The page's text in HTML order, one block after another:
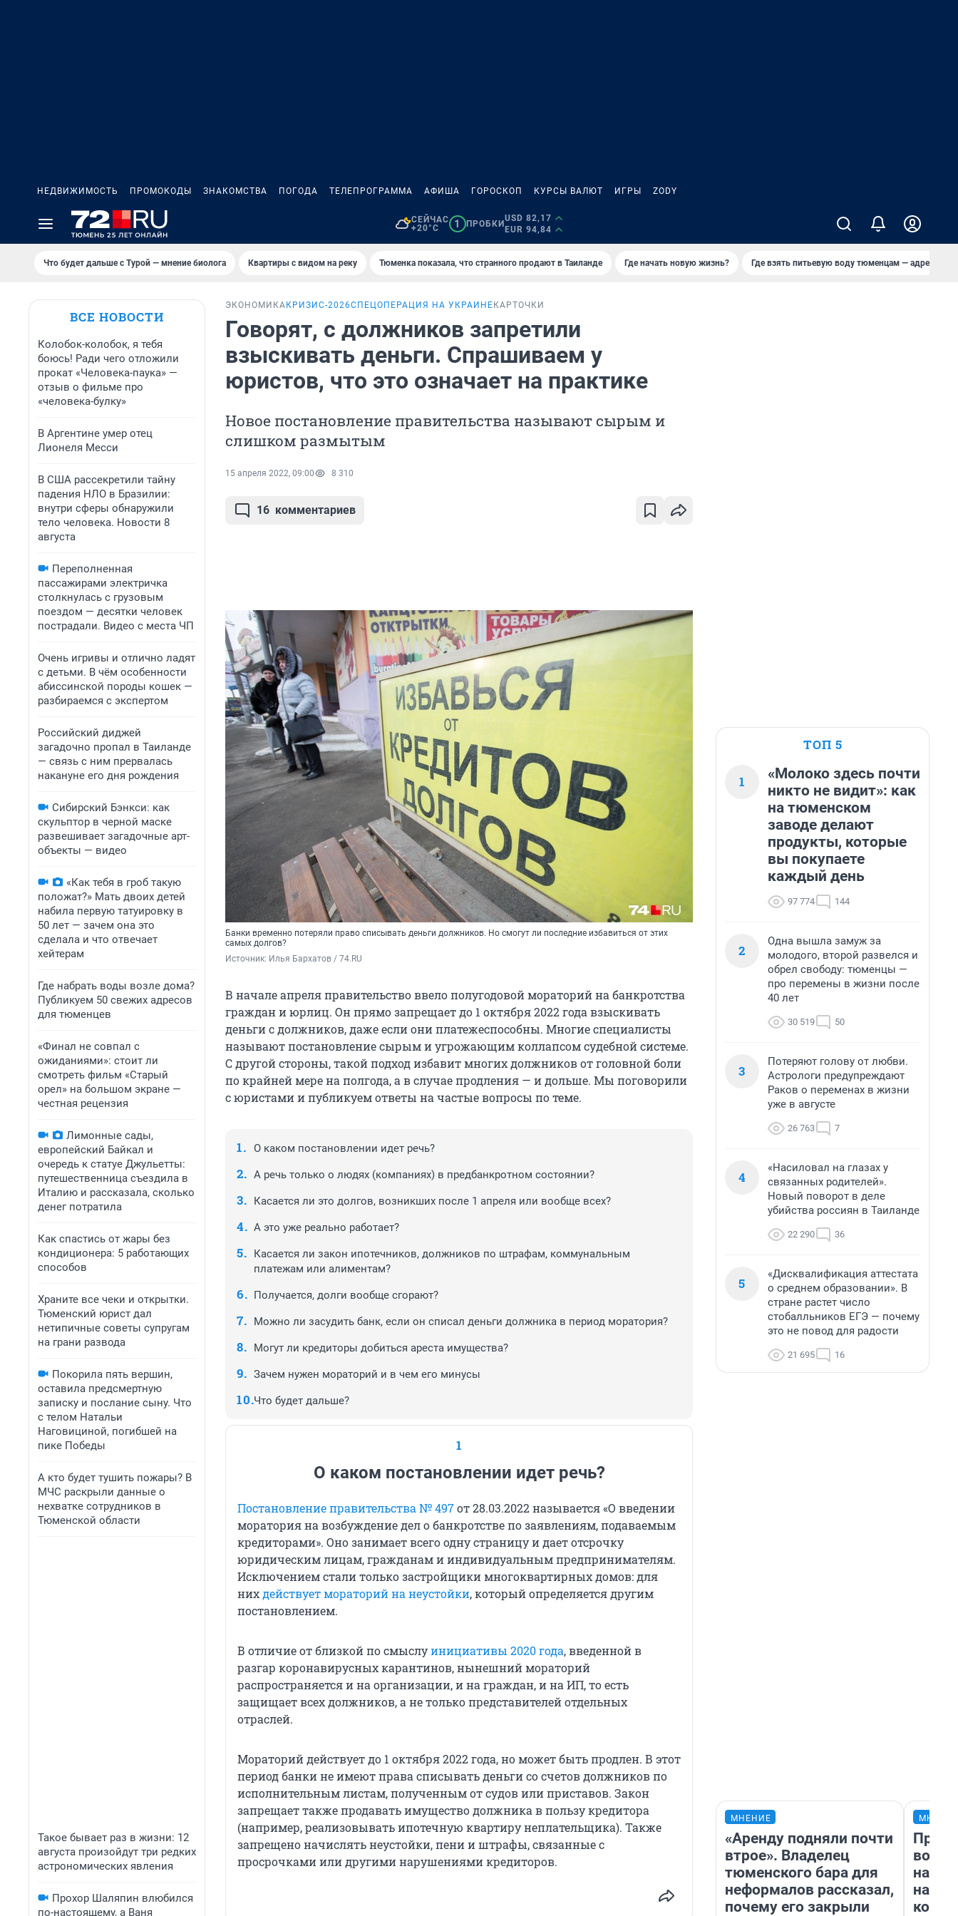
НЕДВИЖИМОСТЬ ПРОМОКОДЫ ЗНАКОМСТВА ПОГОДА ТЕЛЕПРОГРАММА АФИША ГОРОСКОП КУРСЫ ВАЛЮТ ИГРЫ ZODY
СЕЙЧАС
+20°C
1 ПРОБКИ
USD 82,17
EUR 94,84
Что будет дальше с Турой — мнение биолога Квартиры с видом на реку Тюменка показала, что странного продают в Таиланде Где начать новую жизнь? Где взять питьевую воду тюменцам — адреса
ВСЕ НОВОСТИ
Колобок-колобок, я тебя
боюсь! Ради чего отложили
прокат «Человека-паука» —
отзыв о фильме про
«человека-булку»
В Аргентине умер отец
Лионеля Месси
В США рассекретили тайну
падения НЛО в Бразилии:
внутри сферы обнаружили
тело человека. Новости 8
августа
Переполненная
пассажирами электричка
столкнулась с грузовым
поездом — десятки человек
пострадали. Видео с места ЧП
Очень игривы и отлично ладят
с детьми. В чём особенности
абиссинской породы кошек —
разбираемся с экспертом
Российский диджей
загадочно пропал в Таиланде
— связь с ним прервалась
накануне его дня рождения
Сибирский Бэнкси: как
скульптор в черной маске
развешивает загадочные арт-
объекты — видео
«Как тебя в гроб такую
положат?» Мать двоих детей
набила первую татуировку в
50 лет — зачем она это
сделала и что отвечает
хейтерам
Где набрать воды возле дома?
Публикуем 50 свежих адресов
для тюменцев
«Финал не совпал с
ожиданиями»: стоит ли
смотреть фильм «Старый
орел» на большом экране —
честная рецензия
Лимонные сады,
европейский Байкал и
очередь к статуе Джульетты:
путешественница съездила в
Италию и рассказала, сколько
денег потратила
Как спастись от жары без
кондиционера: 5 работающих
способов
Храните все чеки и открытки.
Тюменский юрист дал
нетипичные советы супругам
на грани развода
Покорила пять вершин,
оставила предсмертную
записку и послание сыну. Что
с телом Натальи
Наговициной, погибшей на
пике Победы
А кто будет тушить пожары? В
МЧС раскрыли данные о
нехватке сотрудников в
Тюменской области
Такое бывает раз в жизни: 12
августа произойдут три редких
астрономических явления
Прохор Шаляпин влюбился
по-настоящему, а Ваня
ЭКОНОМИКА КРИЗИС-2026СПЕЦОПЕРАЦИЯ НА УКРАИНЕ КАРТОЧКИ
Говорят, с должников запретили
взыскивать деньги. Спрашиваем у
юристов, что это означает на практике
Новое постановление правительства называют сырым и
слишком размытым
15 апреля 2022, 09:00 8 310
16 комментариев
Банки временно потеряли право списывать деньги должников. Но смогут ли последние избавиться от этих
самых долгов?
Источник: Илья Бархатов / 74.RU
В начале апреля правительство ввело полугодовой мораторий на банкротства
граждан и юрлиц. Он прямо запрещает до 1 октября 2022 года взыскивать
деньги с должников, даже если они платежеспособны. Многие специалисты
называют постановление сырым и угрожающим коллапсом судебной системе.
С другой стороны, такой подход избавит многих должников от головной боли
по крайней мере на полгода, а в случае продления — и дольше. Мы поговорили
с юристами и публикуем ответы на частые вопросы по теме.
О каком постановлении идет речь?
А речь только о людях (компаниях) в предбанкротном состоянии?
Касается ли это долгов, возникших после 1 апреля или вообще всех?
А это уже реально работает?
Касается ли закон ипотечников, должников по штрафам, коммунальным
платежам или алиментам?
Получается, долги вообще сгорают?
Можно ли засудить банк, если он списал деньги должника в период моратория?
Могут ли кредиторы добиться ареста имущества?
Зачем нужен мораторий и в чем его минусы
Что будет дальше?
1
О каком постановлении идет речь?
Постановление правительства № 497от 28.03.2022 называется «О введении
моратория на возбуждение дел о банкротстве по заявлениям, подаваемым
кредиторами». Оно занимает всего одну страницу и дает отсрочку
юридическим лицам, гражданам и индивидуальным предпринимателям.
Исключением стали только застройщики многоквартирных домов: для
нихдействует мораторий на неустойки, который определяется другим
постановлением.
В отличие от близкой по смыслуинициативы 2020 года, введенной в
разгар коронавирусных карантинов, нынешний мораторий
распространяется и на организации, и на граждан, и на ИП, то есть
защищает всех должников, а не только представителей отдельных
отраслей.
Мораторий действует до 1 октября 2022 года, но может быть продлен. В этот
период банки не имеют права списывать деньги со счетов должников по
исполнительным листам, полученным от судов или приставов. Закон
запрещает также продавать имущество должника в пользу кредитора
(например, реализовывать ипотечную квартиру неплательщика). Также
запрещено начислять неустойки, пени и штрафы, связанные с
просрочками или другими нарушениями кредиторов.
ТОП 5
1
«Молоко здесь почти
никто не видит»: как
на тюменском
заводе делают
продукты, которые
вы покупаете
каждый день
97 774 144
2
Одна вышла замуж за
молодого, второй развелся и
обрел свободу: тюменцы —
про перемены в жизни после
40 лет
30 519 50
3
Потеряют голову от любви.
Астрологи предупреждают
Раков о переменах в жизни
уже в августе
26 763 7
4
«Насиловал на глазах у
связанных родителей».
Новый поворот в деле
убийства россиян в Таиланде
22 290 36
5
«Дисквалификация аттестата
о среднем образовании». В
стране растет число
стобалльников ЕГЭ — почему
это не повод для радости
21 695 16
МНЕНИЕ
«Аренду подняли почти
втрое». Владелец
тюменского бара для
неформалов рассказал,
почему его закрыли
нам